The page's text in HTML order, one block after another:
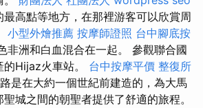
高點等地方，在那裡游客可以欣賞周
小型外燴推薦 按摩師證照 台中腳底按
非洲和白血混合在一起。 參觀聯合國
Hijaz火車站。 台中按摩平價 整復所
是在大約一個世紀前建造的，為大馬
城之間的朝聖者提供了舒適的旅程。